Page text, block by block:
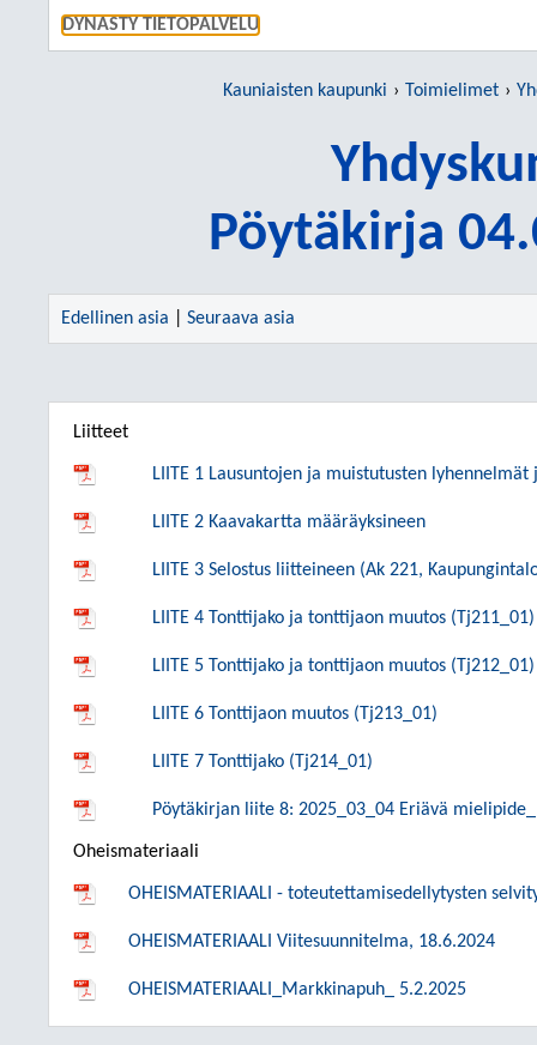
DYNASTY TIETOPALVELU
Kauniaisten kaupunki Toimielimet
Pöytäkirja
Edellinen asia Seuraava asia
Liitteet
LIITE 1 Lausuntojen ja muistutusten lyhennelmät
LIITE 2 Kaavakartta määräyksineen
LIITE 3 Selostus liitteineen (Ak 221,
LIITE 4 Tonttijako ja tonttijaon muutos (Tj211_01)
LIITE 5 Tonttijako ja tonttijaon muutos (Tj212_01)
LIITE 6 Tonttijaon muutos (Tj213_01)
LIITE 7 Tonttijako (Tj214_01)
Pöytäkirjan liite 8: 2025_03_04 Eriävä
Oheismateriaali
OHEISMATERIAALI - toteutettamisedellytysten
OHEISMATERIAALI Viitesuunnitelma, 18.6.2024
OHEISMATERIAALI_Markkinapuh_ 5.2.2025